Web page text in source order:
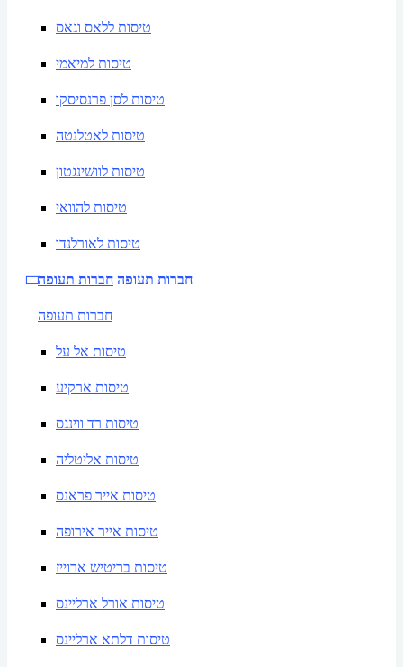
טיסות ללאס וגאס
טיסות למיאמי
טיסות לסן פרנסיסקו
טיסות לאטלנטה
טיסות לוושינגטון
טיסות להוואי
טיסות לאורלנדו
חברות תעופה חברות תעופה
חברות תעופה
טיסות אל על
טיסות ארקיע
טיסות רד ווינגס
טיסות אליטליה
טיסות אייר פראנס
טיסות אייר אירופה
טיסות בריטיש ארוייז
טיסות אורל ארליינס
טיסות דלתא ארליינס